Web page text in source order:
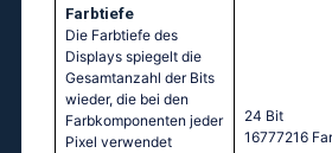
Farbtiefe
Die Farbtiefe des
Displays spiegelt die
Gesamtanzahl der Bits
wieder, die bei den
Farbkomponenten jeder
Pixel verwendet
24 Bit
16777216